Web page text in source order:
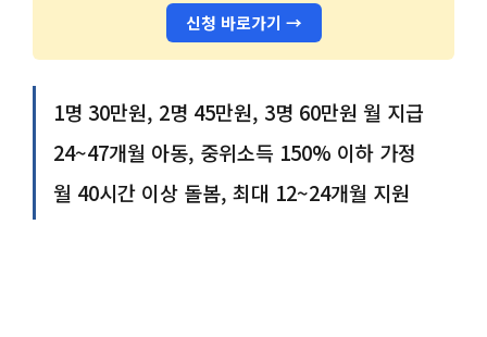
신청 바로가기 →
1명 30만원, 2명 45만원, 3명 60만원 월 지급
24~47개월 아동, 중위소득 150% 이하 가정
월 40시간 이상 돌봄, 최대 12~24개월 지원